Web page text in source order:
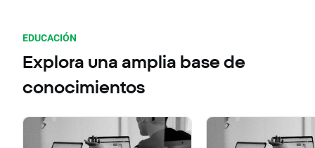
EDUCACIÓN
Explora una amplia base de
conocimientos